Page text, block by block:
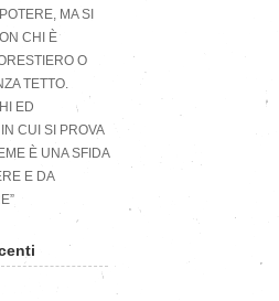
MA SI
CHI È
O
TETTO.
ED
CUI SI PROVA
È UNA SFIDA
E DA